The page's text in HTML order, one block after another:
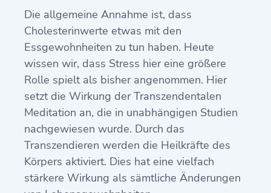
Die allgemeine Annahme ist, dass
Cholesterinwerte etwas mit den
Essgewohnheiten zu tun haben. Heute
wissen wir, dass Stress hier eine größere
Rolle spielt als bisher angenommen. Hier
setzt die Wirkung der Transzendentalen
Meditation an, die in unabhängigen Studien
nachgewiesen wurde. Durch das
Transzendieren werden die Heilkräfte des
Körpers aktiviert. Dies hat eine vielfach
stärkere Wirkung als sämtliche Änderungen